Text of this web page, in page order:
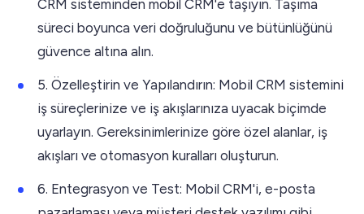
CRM sisteminden mobil CRM'e taşıyın. Taşıma
süreci boyunca veri doğruluğunu ve bütünlüğünü
güvence altına alın.
5. Özelleştirin ve Yapılandırın: Mobil CRM sistemini
iş süreçlerinize ve iş akışlarınıza uyacak biçimde
uyarlayın. Gereksinimlerinize göre özel alanlar, iş
akışları ve otomasyon kuralları oluşturun.
6. Entegrasyon ve Test: Mobil CRM'i, e-posta